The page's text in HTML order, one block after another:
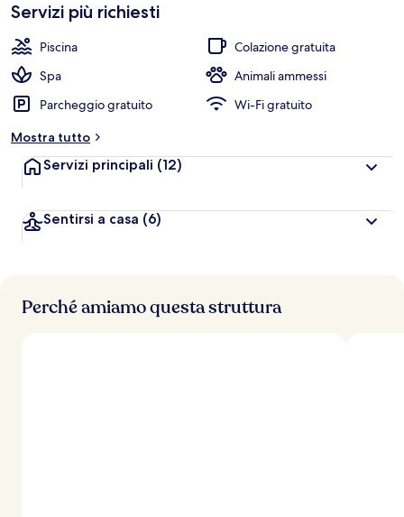
Servizi più richiesti
Piscina
Colazione gratuita
Spa
Animali ammessi
Parcheggio gratuito
Wi-Fi gratuito
Mostra tutto
Servizi principali (12)
Sentirsi a casa (6)
Perché amiamo questa struttura